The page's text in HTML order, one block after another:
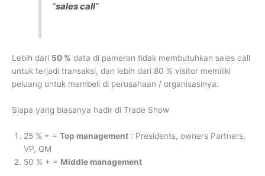
“sales call”
Lebih dari 50 % data di pameran tidak membutuhkan sales call
untuk terjadi transaksi, dan lebih dari 80 % visitor memiliki
peluang untuk membeli di perusahaan / organisasinya.
Siapa yang biasanya hadir di Trade Show
25 % + = Top management : Presidents, owners Partners,
VP, GM
50 % + = Middle management